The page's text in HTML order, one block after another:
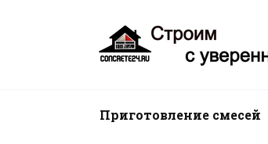
Приготовление смесей